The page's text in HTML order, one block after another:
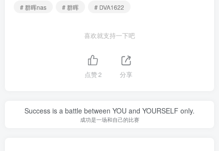
# 群晖nas
# 群晖 # DVA1622
喜欢就支持一下吧
点赞2 分享
Success is a battle between YOU and YOURSELF only.
成功是一场和自己的比赛